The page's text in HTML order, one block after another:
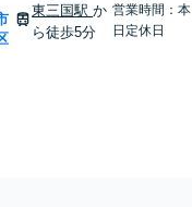
東三国駅か
ら徒歩5分
営業時間：本
日定休日